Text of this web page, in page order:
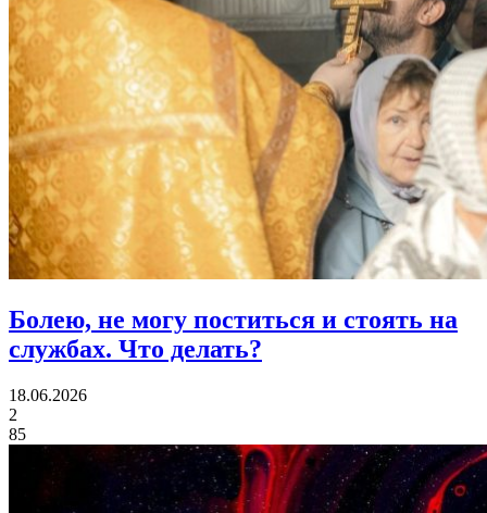
Болею, не могу поститься и стоять на
службах. Что делать?
18.06.2026
2
85